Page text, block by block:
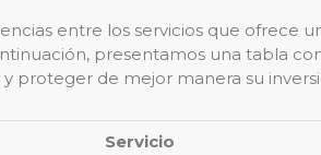
entre los servicios que
presentamos una tabla
proteger de mejor manera su
Servicio